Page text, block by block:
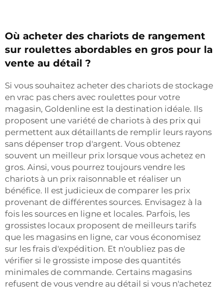
Où acheter des chariots de rangement
sur roulettes abordables en gros pour la
vente au détail ?
Si vous souhaitez acheter des chariots de stockage
en vrac pas chers avec roulettes pour votre
magasin, Goldenline est la destination idéale. Ils
proposent une variété de chariots à des prix qui
permettent aux détaillants de remplir leurs rayons
sans dépenser trop d'argent. Vous obtenez
souvent un meilleur prix lorsque vous achetez en
gros. Ainsi, vous pourrez toujours vendre les
chariots à un prix raisonnable et réaliser un
bénéfice. Il est judicieux de comparer les prix
provenant de différentes sources. Envisagez à la
fois les sources en ligne et locales. Parfois, les
grossistes locaux proposent de meilleurs tarifs
que les magasins en ligne, car vous économisez
sur les frais d'expédition. Et n'oubliez pas de
vérifier si le grossiste impose des quantités
minimales de commande. Certains magasins
refusent de vous vendre au détail si vous n'achetez